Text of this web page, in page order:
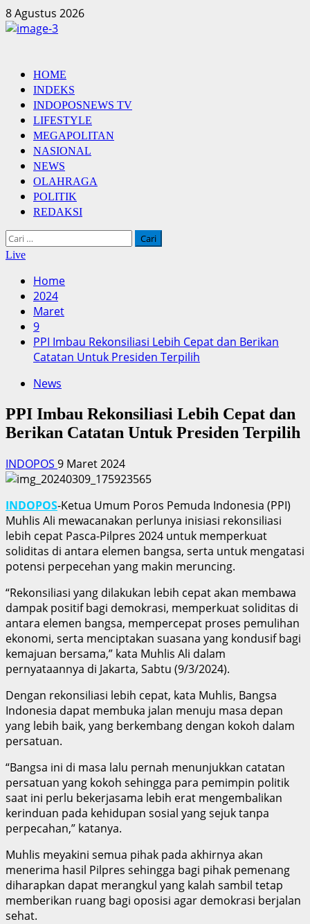
Skip
to
8 Agustus 2026
Primary
Menu
HOME
INDEKS
INDOPOSNEWS TV
LIFESTYLE
MEGAPOLITAN
NASIONAL
NEWS
OLAHRAGA
POLITIK
REDAKSI
Cari
untuk:
Live
Home
2024
Maret
9
PPI Imbau Rekonsiliasi Lebih Cepat dan Berikan
Catatan Untuk Presiden Terpilih
News
PPI Imbau Rekonsiliasi Lebih Cepat dan
Berikan Catatan Untuk Presiden Terpilih
INDOPOS 9 Maret 2024
INDOPOS-Ketua Umum Poros Pemuda Indonesia (PPI)
Muhlis Ali mewacanakan perlunya inisiasi rekonsiliasi
lebih cepat Pasca-Pilpres 2024 untuk memperkuat
soliditas di antara elemen bangsa, serta untuk mengatasi
potensi perpecehan yang makin meruncing.
“Rekonsiliasi yang dilakukan lebih cepat akan membawa
dampak positif bagi demokrasi, memperkuat soliditas di
antara elemen bangsa, mempercepat proses pemulihan
ekonomi, serta menciptakan suasana yang kondusif bagi
kemajuan bersama,” kata Muhlis Ali dalam
pernyataannya di Jakarta, Sabtu (9/3/2024).
Dengan rekonsiliasi lebih cepat, kata Muhlis, Bangsa
Indonesia dapat membuka jalan menuju masa depan
yang lebih baik, yang berkembang dengan kokoh dalam
persatuan.
“Bangsa ini di masa lalu pernah menunjukkan catatan
persatuan yang kokoh sehingga para pemimpin politik
saat ini perlu bekerjasama lebih erat mengembalikan
kerinduan pada kehidupan sosial yang sejuk tanpa
perpecahan,” katanya.
Muhlis meyakini semua pihak pada akhirnya akan
menerima hasil Pilpres sehingga bagi pihak pemenang
diharapkan dapat merangkul yang kalah sambil tetap
memberikan ruang bagi oposisi agar demokrasi berjalan
sehat.